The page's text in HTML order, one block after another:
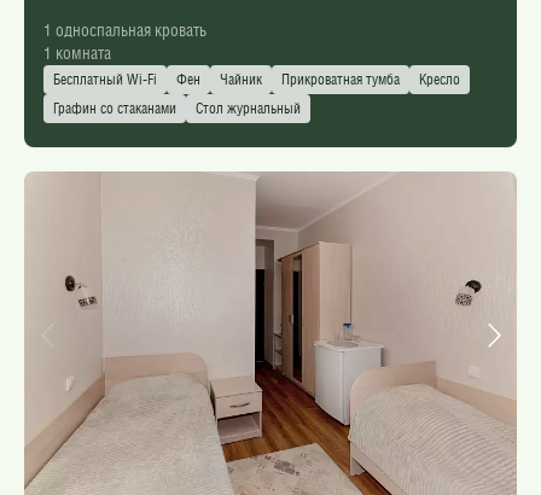
1 односпальная кровать
1 комната
Бесплатный Wi-Fi Фен Чайник Прикроватная тумба
Кресло
Графин со стаканами
Стол журнальный